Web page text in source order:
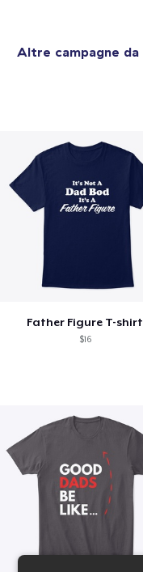
Altre campagne da
Father Figure T-shirt
$16